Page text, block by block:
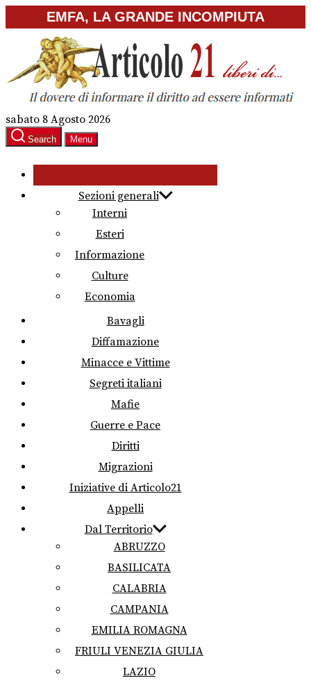
to
content
EMFA, LA GRANDE INCOMPIUTA
sabato 8 Agosto 2026
Search Menu
Sezioni generali
Interni
Esteri
Informazione
Culture
Economia
Bavagli
Diffamazione
Minacce e Vittime
Segreti italiani
Mafie
Guerre e Pace
Diritti
Migrazioni
Iniziative di Articolo21
Appelli
Dal Territorio
ABRUZZO
BASILICATA
CALABRIA
CAMPANIA
EMILIA ROMAGNA
FRIULI VENEZIA GIULIA
LAZIO